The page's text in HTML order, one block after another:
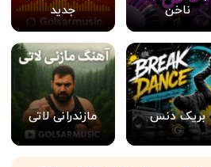
ناخن
جدید
بریک دنس مازندرانی لاتی